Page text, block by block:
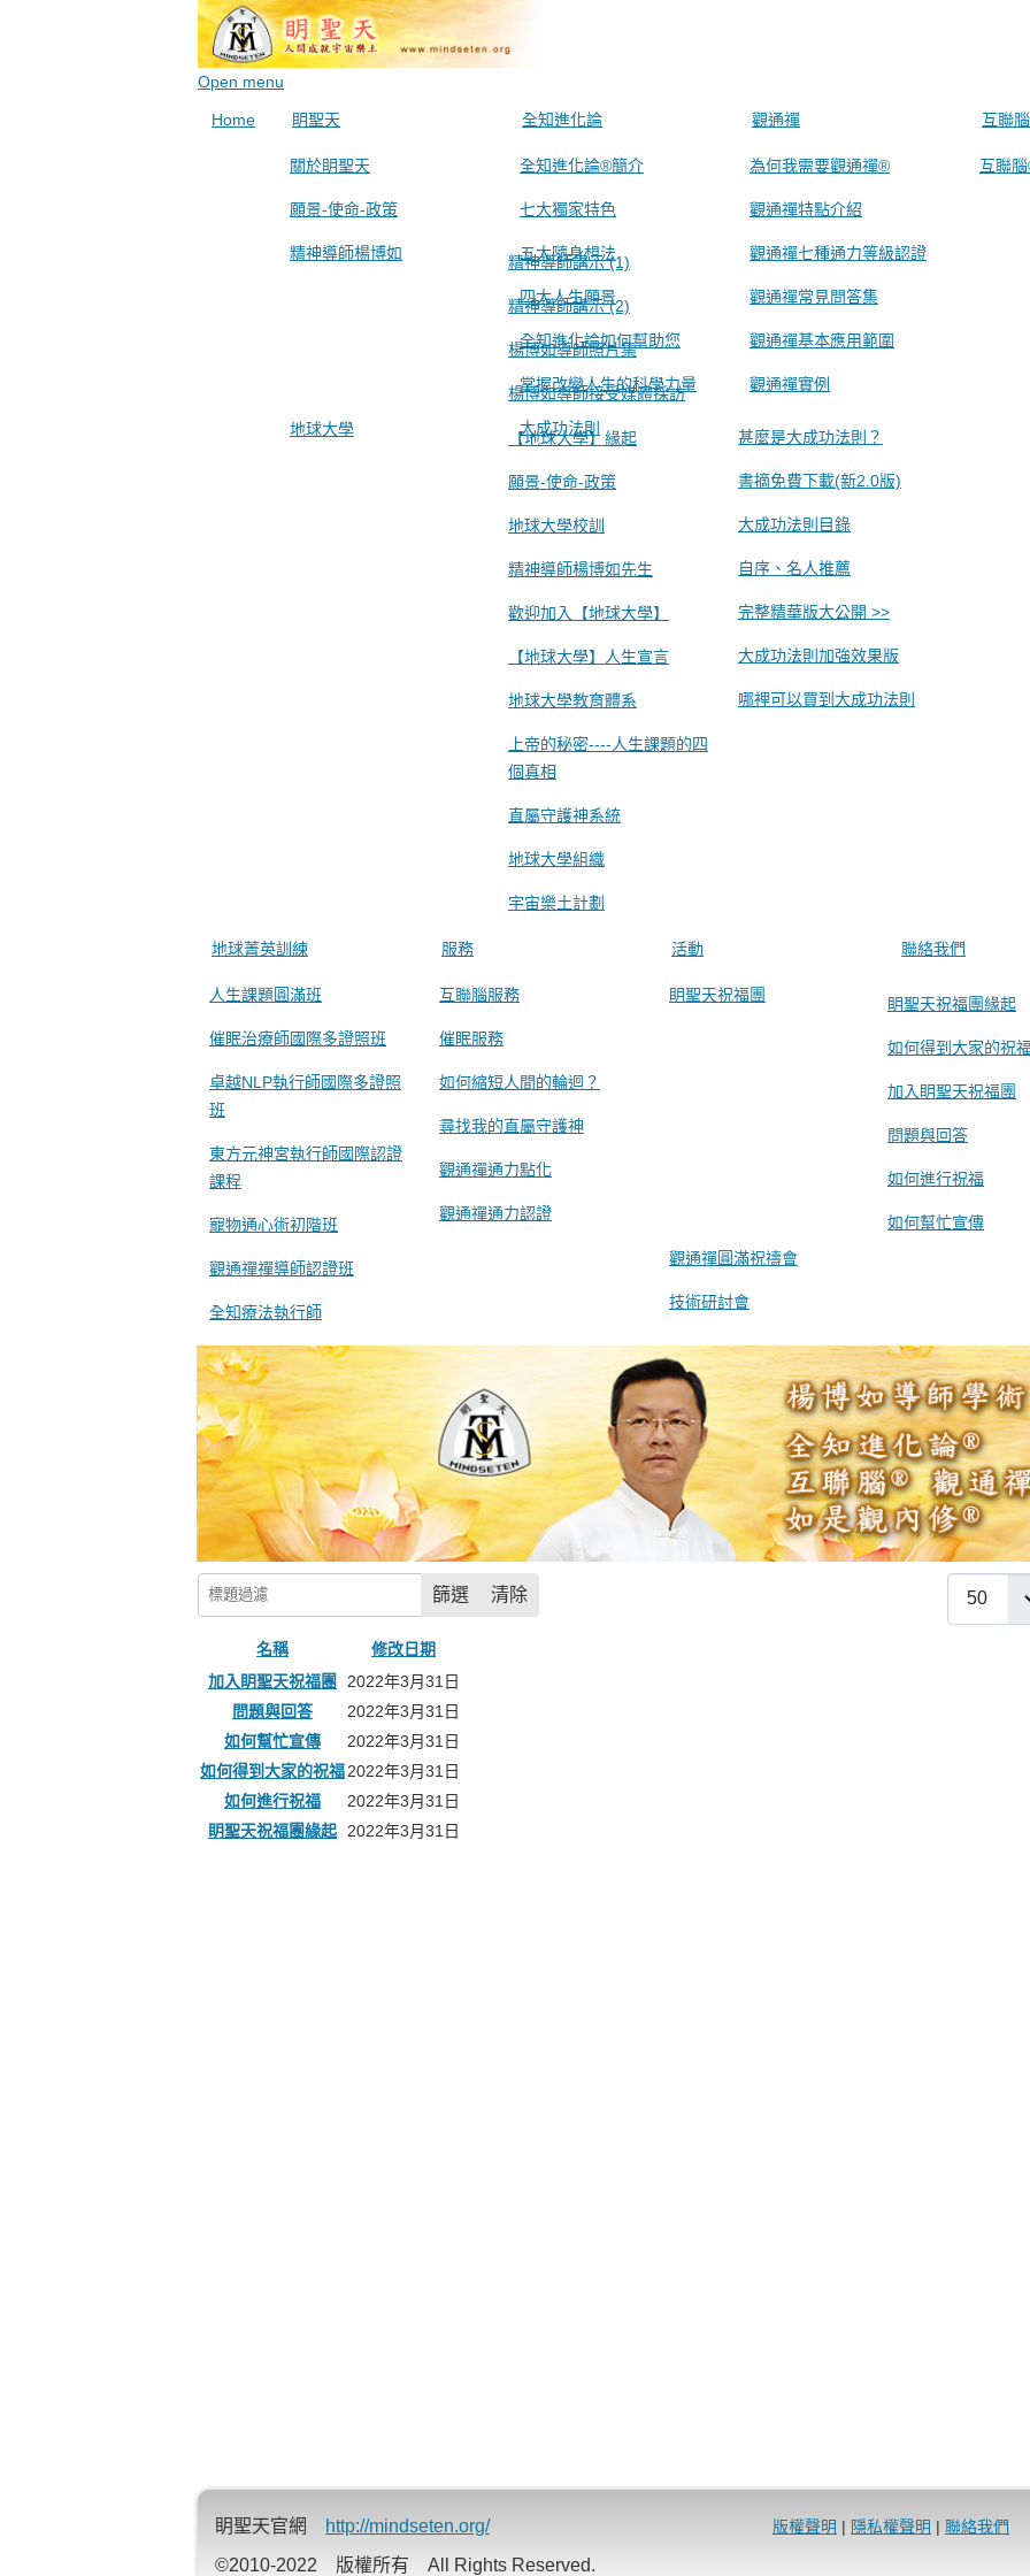
Open menu
Home 眀聖天
關於眀聖天
願景-使命-政策
精神導師楊博如 精神導師講示 (1)
精神導師講示 (2)
楊博如導師照片集
楊博如導師接受媒體採訪
地球大學
【地球大學】緣起
願景-使命-政策
地球大學校訓
精神導師楊博如先生
歡迎加入【地球大學】
【地球大學】人生宣言
地球大學教育體系
上帝的秘密----人生課題的四
個真相
直屬守護神系統
地球大學組織
宇宙樂土計劃
全知進化論
全知進化論®簡介
七大獨家特色
五大隨身想法
四大人生願景
全知進化論如何幫助您
掌握改變人生的科學力量
大成功法則 甚麼是大成功法則？
書摘免費下載(新2.0版)
大成功法則目錄
自序、名人推薦
完整精華版大公開 >>
大成功法則加強效果版
哪裡可以買到大成功法則
觀通禪
為何我需要觀通禪®
觀通禪特點介紹
觀通禪七種通力等級認證
觀通禪常見問答集
觀通禪基本應用範圍
觀通禪實例
互聯腦
互聯
地球菁英訓練
人生課題圓滿班
催眠治療師國際多證照班
卓越NLP執行師國際多證照
班
東方元神宮執行師國際認證
課程
寵物通心術初階班
觀通禪禪導師認證班
全知療法執行師
服務
互聯腦服務
催眠服務
如何縮短人間的輪迴？
尋找我的直屬守護神
觀通禪通力點化
觀通禪通力認證
活動
眀聖天祝福團 眀聖天祝福團緣起
如何得到大家的祝
加入眀聖天祝福團
問題與回答
如何進行祝福
如何幫忙宣傳
觀通禪圓滿祝禱會
技術研討會
聯絡我們
標題過濾 篩選 清除
文章列表
名稱
修改日期
加入眀聖天祝福團
2022年3月31日
問題與回答
2022年3月31日
如何幫忙宣傳
2022年3月31日
如何得到大家的祝福2022年3月31日
如何進行祝福
2022年3月31日
眀聖天祝福團緣起
2022年3月31日
眀聖天官網
http://mindseten.org/
©2010-2022 版權所有 All Rights Reserved.
版權聲明 | 隱私權聲明 | 聯絡我們